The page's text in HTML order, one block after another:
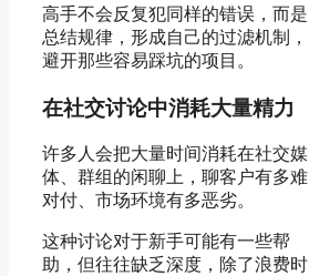
的
事
上
高手不会反复犯同样的错误，而是
总结规律，形成自己的过滤机制，
避开那些容易踩坑的项目。
在社交讨论中消耗大量精力
许多人会把大量时间消耗在社交媒
体、群组的闲聊上，聊客户有多难
对付、市场环境有多恶劣。
这种讨论对于新手可能有一些帮
助，但往往缺乏深度，除了浪费时